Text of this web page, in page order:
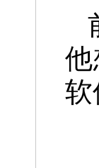
软